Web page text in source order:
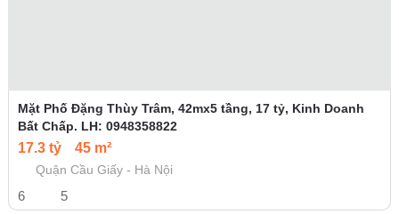
Mặt Phố Đặng Thùy Trâm, 42mx5 tầng, 17 tỷ, Kinh Doanh
Bất Chấp. LH: 0948358822
17.3 tỷ 45 m²
Quận Cầu Giấy - Hà Nội
6 5